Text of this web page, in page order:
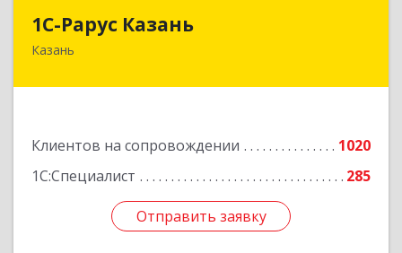
1С-Рарус Казань
Казань
Клиентов на сопровождении
1020
1С:Специалист
285
Отправить заявку
420088, Татарстан Респ, Казань г, Победы пр-
Отправить заявку